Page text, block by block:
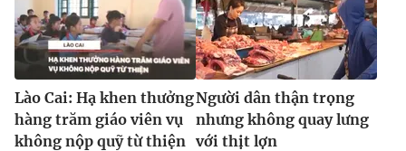
Lào Cai: Hạ khen thưởng
hàng trăm giáo viên vụ
không nộp quỹ từ thiện
Người dân thận trọng
nhưng không quay lưng
với thịt lợn